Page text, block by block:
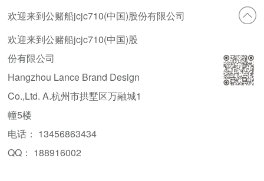
欢迎来到公赌船jcjc710(中国)股份有限公司
欢迎来到公赌船jcjc710(中国)股
份有限公司
Hangzhou Lance Brand Design
Co.,Ltd. A.杭州市拱墅区万融城1
幢5楼
电话： 13456863434
QQ： 188916002